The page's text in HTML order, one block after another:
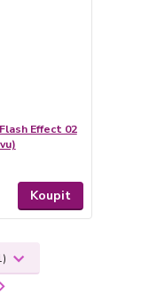
Effect 02
Koupit